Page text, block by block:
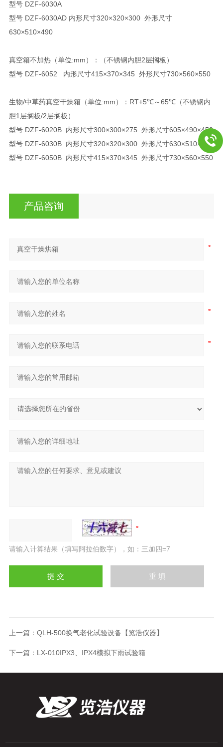
型号 DZF-6030A
型号 DZF-6030AD 内形尺寸320×320×300 外形尺寸
630×510×490
真空箱不加热（单位:mm）：（不锈钢内胆2层搁板）
型号 DZF-6052 内形尺寸415×370×345 外形尺寸730×560×550
生物/中草药真空干燥箱（单位:mm）：RT+5℃～65℃（不锈钢内
胆1层搁板/2层搁板）
型号 DZF-6020B 内形尺寸300×300×275 外形尺寸605×490×450
型号 DZF-6030B 内形尺寸320×320×300 外形尺寸630×510×490
型号 DZF-6050B 内形尺寸415×370×345 外形尺寸730×560×550
产品咨询
请输入计算结果（填写阿拉伯数字），如：三加四=7
上一篇： QLH-500换气老化试验设备【览浩仪器】
下一篇： LX-010IPX3、IPX4模拟下雨试验箱